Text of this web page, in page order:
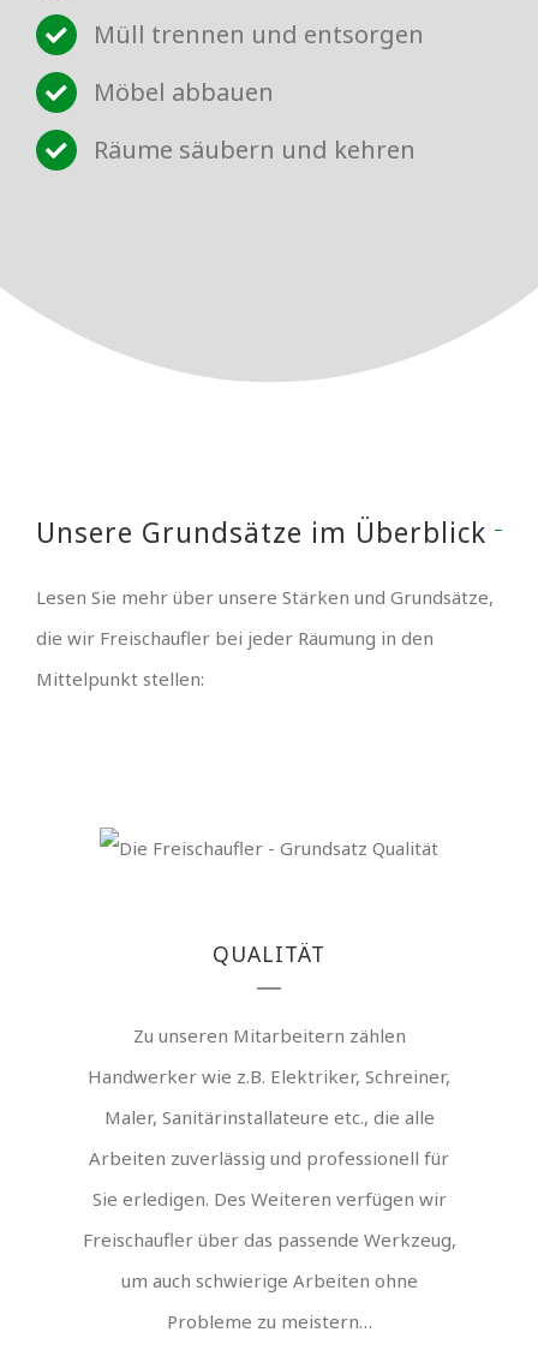
Müll trennen und entsorgen
Möbel abbauen
Räume säubern und kehren
Unsere Grundsätze im Überblick
Lesen Sie mehr über unsere Stärken und Grundsätze,
die wir Freischaufler bei jeder Räumung in den
Mittelpunkt stellen:
QUALITÄT
Zu unseren Mitarbeitern zählen
Handwerker wie z.B. Elektriker, Schreiner,
Maler, Sanitärinstallateure etc., die alle
Arbeiten zuverlässig und professionell für
Sie erledigen. Des Weiteren verfügen wir
Freischaufler über das passende Werkzeug,
um auch schwierige Arbeiten ohne
Probleme zu meistern…